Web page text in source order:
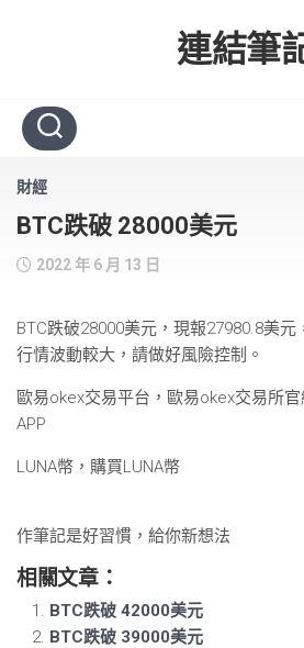
連結筆
財經
BTC跌破 28000美元
2022 年 6 月 13 日
BTC跌破28000美元，現報27980.8美元
行情波動較大，請做好風險控制。
歐易okex交易平台，歐易okex交易所
APP
LUNA幣，購買LUNA幣
作筆記是好習慣，給你新想法
相關文章：
BTC跌破 42000美元
BTC跌破 39000美元